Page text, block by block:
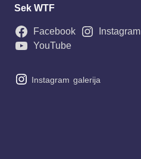
Sek WTF
Facebook Instagram
YouTube
Instagram galerija